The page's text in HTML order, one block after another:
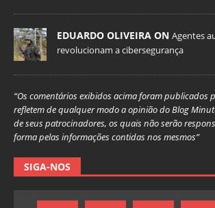
EDUARDO OLIVEIRA ON Agentes
revolucionam a cibersegurança
“Os comentários exibidos acima foram publicados
refletem de qualquer modo a opinião do Blog
de seus patrocinadores, os quais não serão
forma pelas informações contidas nos mesmos”
SIGA-NOS